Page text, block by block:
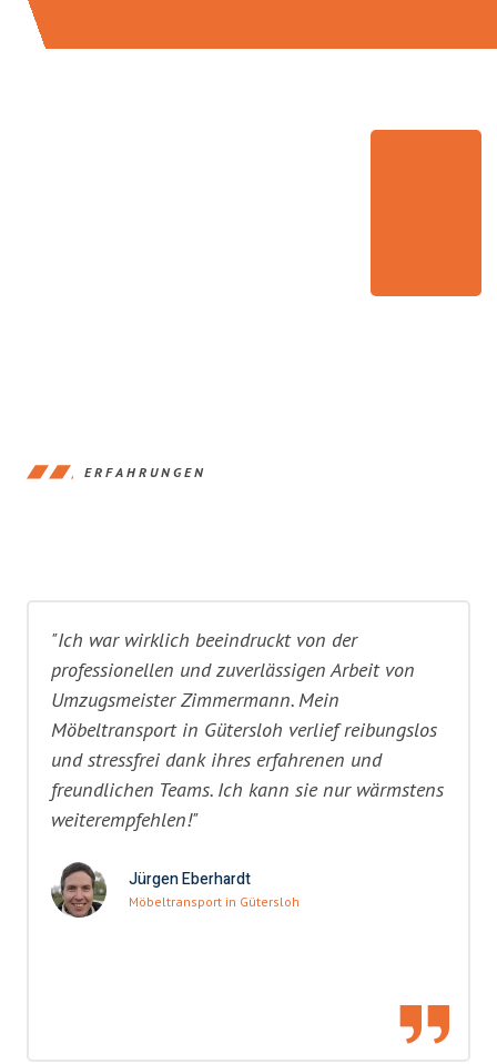
ERFAHRUNGEN
"Ich war wirklich beeindruckt von der
professionellen und zuverlässigen Arbeit von
Umzugsmeister Zimmermann. Mein
Möbeltransport in Gütersloh verlief reibungslos
und stressfrei dank ihres erfahrenen und
freundlichen Teams. Ich kann sie nur wärmstens
weiterempfehlen!"
Jürgen Eberhardt
Möbeltransport in Gütersloh